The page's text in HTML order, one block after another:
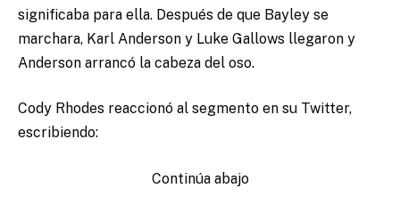
significaba para ella. Después de que Bayley se
marchara, Karl Anderson y Luke Gallows llegaron y
Anderson arrancó la cabeza del oso.
Cody Rhodes reaccionó al segmento en su Twitter,
escribiendo:
Continúa abajo